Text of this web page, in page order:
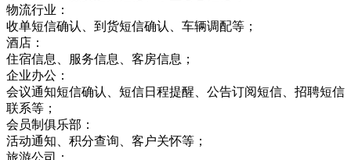
物流行业：
收单短信确认、到货短信确认、车辆调配等；
酒店：
住宿信息、服务信息、客房信息；
企业办公：
会议通知短信确认、短信日程提醒、公告订阅短信、招聘短信
联系等；
会员制俱乐部：
活动通知、积分查询、客户关怀等；
旅游公司：